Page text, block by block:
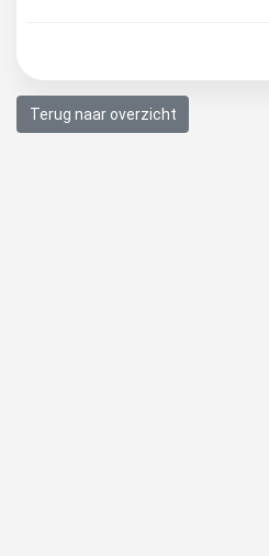
Terug naar overzicht